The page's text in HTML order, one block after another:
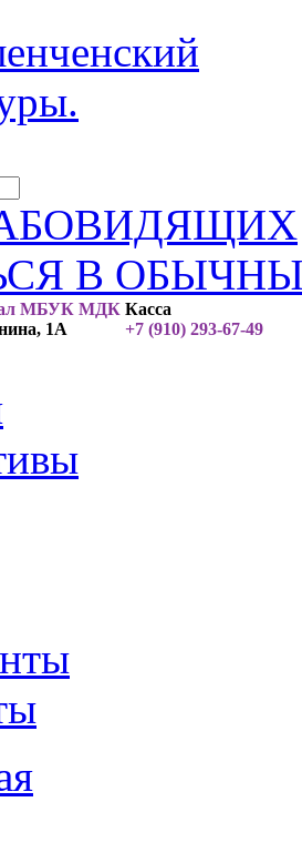
В
МБУК МДК
1А
Касса
+7 (910) 293-67-49